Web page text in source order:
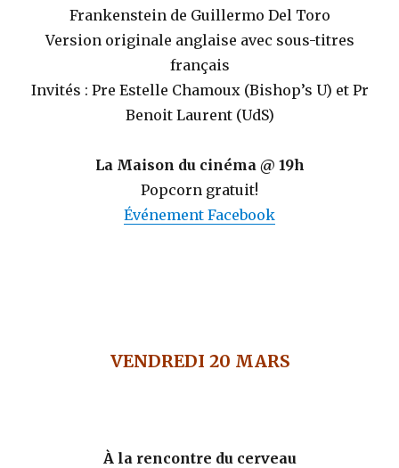
Frankenstein de Guillermo Del Toro
Version originale anglaise avec sous-titres
français
Invités : Pre Estelle Chamoux (Bishop’s U) et Pr
Benoit Laurent (UdS)
La Maison du cinéma @ 19h
Popcorn gratuit!
Événement Facebook
VENDREDI 20 MARS
À la rencontre du cerveau